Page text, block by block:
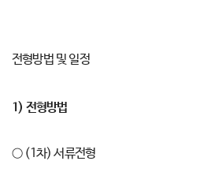
전형방법 및 일정
1) 전형방법
○ (1차) 서류전형